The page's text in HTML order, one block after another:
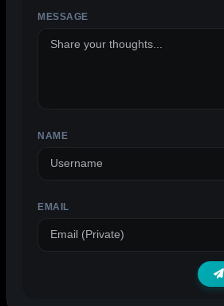
MESSAGE
NAME
EMAIL
ALTERNATIVE: